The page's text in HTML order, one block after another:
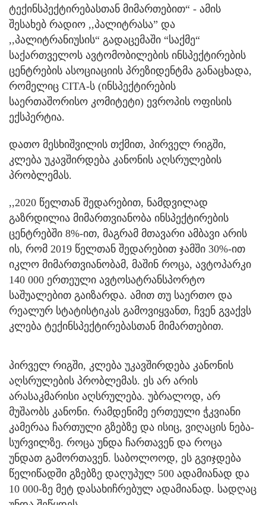
ტექინსპექტირებასთან მიმართებით“ - ამის
შესახებ რადიო ,,პალიტრასა” და
,,პალიტრანიუსის“ გადაცემაში “საქმე“
საქართველოს ავტომობილების ინსპექტირების
ცენტრების ასოციაციის პრეზიდენტმა განაცხადა,
რომელიც CITA-ს (ინსპექტირების
საერთაშორისო კომიტეტი) ევროპის ოფისის
ექსპერტია.
დათო მესხიშვილის თქმით, პირველ რიგში,
კლება უკავშირდება კანონის აღსრულების
პრობლემას.
,,2020 წელთან შედარებით, ნამდვილად
გაზრდილია მიმართვიანობა ინსპექტირების
ცენტრებში 8%-ით, მაგრამ მთავარი ამბავი არის
ის, რომ 2019 წელთან შედარებით ჯამში 30%-ით
იკლო მიმართვიანობამ, მაშინ როცა, ავტოპარკი
140 000 ერთეული ავტოსატრანსპორტო
საშუალებით გაიზარდა. ამით თუ საერთო და
რეალურ სტატისტიკას გამოვიყვანთ, ჩვენ გვაქვს
კლება ტექინსპექტირებასთან მიმართებით.
პირველ რიგში, კლება უკავშირდება კანონის
აღსრულების პრობლემას. ეს არ არის
არასაკმარისი აღსრულება. უბრალოდ, არ
მუშაობს კანონი. რამდენიმე ერთეული ჭკვიანი
კამერაა ჩართული გზებზე და ისიც, ვიღაცის ნება-
სურვილზე. როცა უნდა ჩართავენ და როცა
უნდათ გამორთავენ. საბოლოოდ, ეს გვიჯდება
წელიწადში გზებზე დაღუპულ 500 ადამიანად და
10 000-ზე მეტ დასახიჩრებულ ადამიანად. სადღაც